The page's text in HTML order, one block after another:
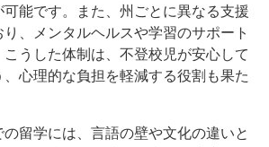
能です。また、州ごとに異なる支援
、メンタルヘルスや学習のサポート
うした体制は、不登校児が安心して
心理的な負担を軽減する役割も果た
留学には、言語の壁や文化の違いと